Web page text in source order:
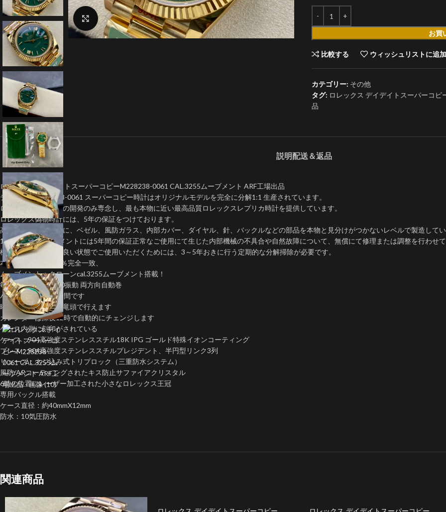
クリックで拡大
お買
比較する ウィッシュリストに追
カテゴリー: その他
タグ: ロレックス デイデイトスーパーコ
品
説明配送＆返品
ロレックス デイデイトスーパーコピーM228238-0061 CAL.3255ムーブメント ARF工場出品
デイデイトM228238-0061 スーパーコピー時計はオリジナルモデルを完全に分解1:1 生産されています。
ロレックスレプリカの開発のみ専念し、最も本物に近い最高品質ロレックスレプリカ時計を提供しています。
ロレックス偽物時計には、5年の保証をつけております。
高いコストを厭わずに、ベゼル、風防ガラス、内部カバー、ダイヤル、針、バックルなどの部品を本物と見分けがつかないレベルで製造して
1:1クローンムーブメントには5年間の保証正常なご使用にて生じた内部機械の不具合や自然故障について、無償にて修理または調整を行わせ
機械式時計を末永く良い状態でご使用いただくためには、3～5年おきに行う定期的な分解掃除が必要です。
本物の機能とも100％完全一致、
ムーブメント：クローンcal.3255ムーブメント搭載！
毎秒８振動 ・ 28800振動 両方向自動巻
パワーリザーブ70時間です
曜日と日付早送りは竜頭で行えます
カレンダーは深夜12時で自動的にチェンジします
ケース内側に刻印がされている
ケース：904高強度ステンレススチル18K IPG ゴールド特殊イオンコーティング
ブレス：904高強度ステンレススチルプレジデント、半円型リンク3列
リューズ：ネジ込み式トリプロック（三重防水システム）
風防:ARコーティングされたキス防止サファイアクリスタル
6時の位置にレーザー加工された小さなロレックス王冠
専用バックル搭載
ケース直径：約40mmX12mm
防水：10気圧防水
関連商品